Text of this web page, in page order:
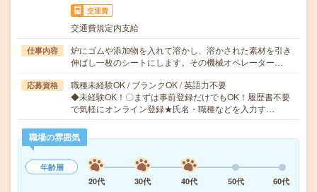
交通費
交通費規定内支給
仕事内容
炉にゴムや添加物を入れて溶かし、溶かされた素材を引き
伸ばし一枚のシートにします。その機械オペレーター…
応募資格
職種未経験OK / ブランクOK / 英語力不要
◆未経験OK！〇まずは事前登録だけでもOK！履歴書不要
で気軽にオンライン登録★氏名・職種などを入力す…
職場の雰囲気
年齢層
20代
30代 40代 50代 60代